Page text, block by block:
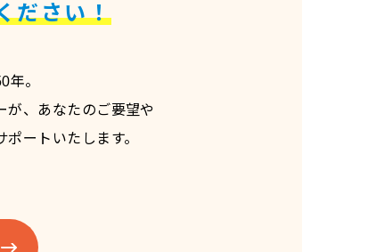
ださい！
年。
が、あなたのご要望や
ートいたします。